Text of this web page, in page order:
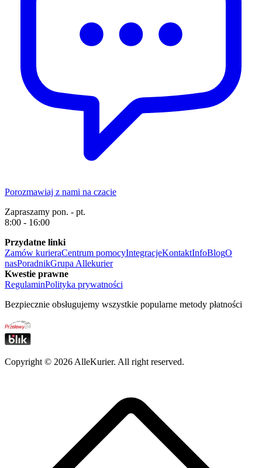
Porozmawiaj z nami na czacie
Zapraszamy pon. - pt.
8:00 - 16:00
Przydatne linki
Zamów kurieraCentrum pomocyIntegracjeKontaktInfoBlogO
nasPoradnikGrupa Allekurier
Kwestie prawne
RegulaminPolityka prywatności
Bezpiecznie obsługujemy wszystkie popularne metody płatności
Copyright © 2026 AlleKurier. All right reserved.